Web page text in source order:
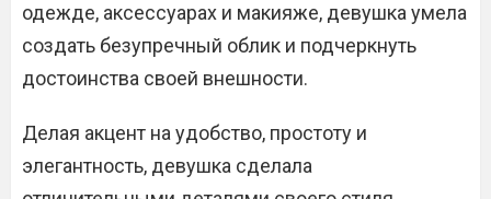
одежде, аксессуарах и макияже, девушка умела
создать безупречный облик и подчеркнуть
достоинства своей внешности.
Делая акцент на удобство, простоту и
элегантность, девушка сделала